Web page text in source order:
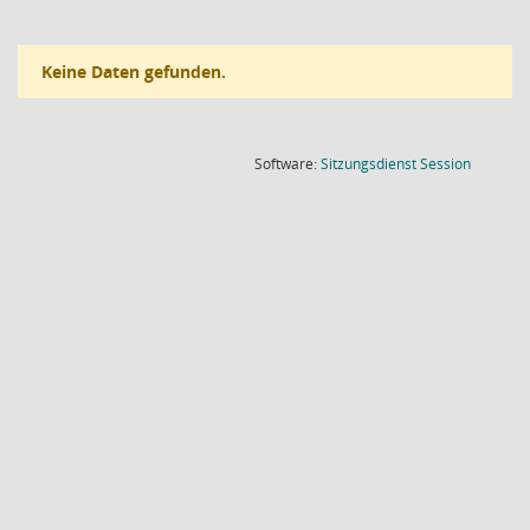
Keine Daten gefunden.
Software:SitzungsdienstSession(Wird in